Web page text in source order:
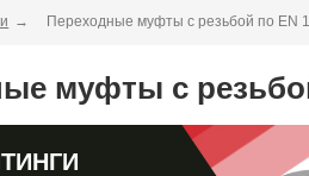
Переходные муфты с резьбой по EN
муфты с